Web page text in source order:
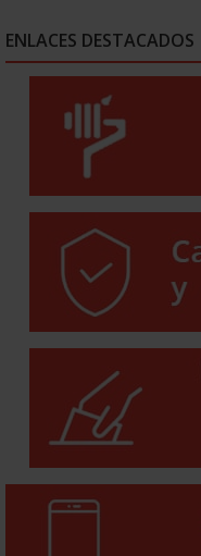
ENLACES DESTACADOS